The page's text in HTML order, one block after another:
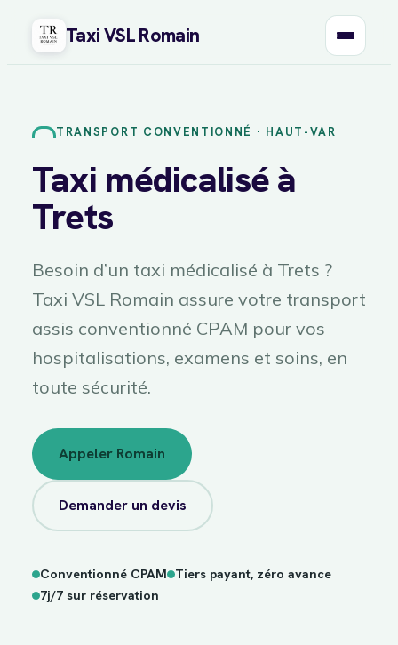
Taxi VSL Romain
TRANSPORT CONVENTIONNÉ · HAUT-VAR
Taxi médicalisé à
Trets
Besoin d’un taxi médicalisé à Trets ?
Taxi VSL Romain assure votre transport
assis conventionné CPAM pour vos
hospitalisations, examens et soins, en
toute sécurité.
Appeler Romain
Demander un devis
Conventionné CPAM Tiers payant, zéro avance
7j/7 sur réservation
7j/7sur
réservation